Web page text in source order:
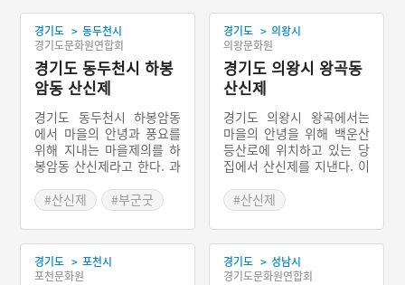
경기도 > 동두천시
경기도문화원연합회
경기도 동두천시 하봉
암동 산신제
경기도 동두천시 하봉암동
에서 마을의 안녕과 풍요를
위해 지내는 마을제의를 하
봉암동 산신제라고 한다. 과
제사를 지내고 굿도 했었으
나 현재는 제의의 전승이 끊
긴 상태이다. 산제사와 함께
굿을 했을 때 굿은 부군굿이
라고 불렀다고 한다.
#산신제
#부군굿
경기도 > 의왕시
의왕문화원
경기도 의왕시 왕곡동
산신제
경기도 의왕시 왕곡에서는
마을의 안녕을 위해 백운산
등산로에 위치하고 있는 당
집에서 산신제를 지낸다. 이
다. 산신제를 지내는 날에
장승을 함께 세운다. 따라서
이곳의 마을제사는 이중구
조인 상당인 산신제와 하당
인 거리제로 이루어져 있다.
#산신제
#의왕 마을신앙
경기도 > 포천시
포천문화원
경기도 > 성남시
경기도문화원연합회